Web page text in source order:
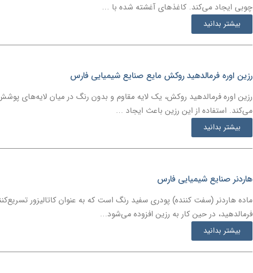
چوبی ایجاد می‌کند. کاغذهای آغشته شده با ...
بیشتر بدانید
رزین اوره فرمالدهید روکش مایع صنایع شیمیایی فارس
رزین اوره فرمالدهید روکش، یک لایه مقاوم و بدون رنگ در میان لایه‌های
می‌کند. استفاده از این رزین باعث ایجاد ...
بیشتر بدانید
هاردنر صنایع شیمیایی فارس
ماده هاردنر (سفت کننده) پودری سفید رنگ است که به عنوان کاتالیزور
فرمالدهید، در حین کار به رزین افزوده می‌شود...
بیشتر بدانید